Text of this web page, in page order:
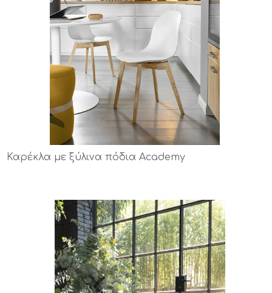
Καρέκλα με ξύλινα πόδια Academy